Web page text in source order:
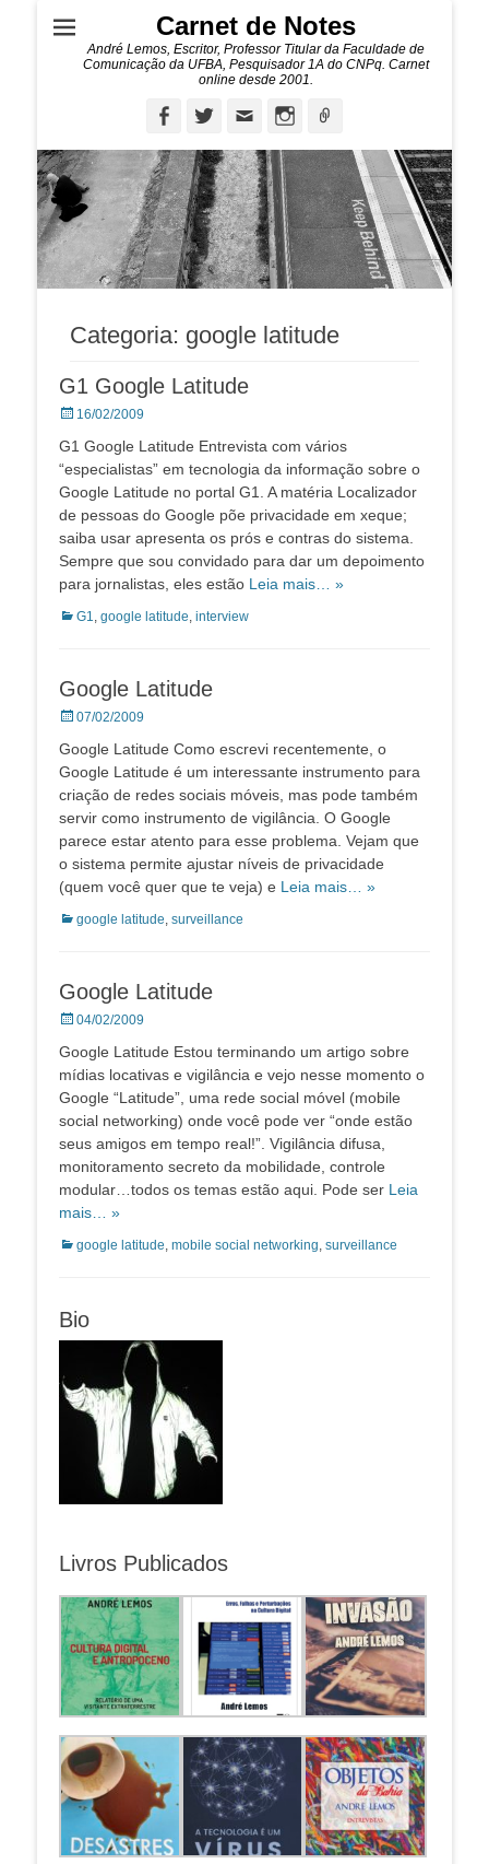
Carnet de Notes
André Lemos, Escritor, Professor Titular da Faculdade de
Comunicação da UFBA, Pesquisador 1A do CNPq. Carnet
online desde 2001.
FacebookTwitterEmail Instagram
Categoria: google latitude
G1 Google Latitude
Posted
16/02/2009
G1 Google Latitude Entrevista com vários
“especialistas” em tecnologia da informação sobre o
Google Latitude no portal G1. A matéria Localizador
de pessoas do Google põe privacidade em xeque;
saiba usar apresenta os prós e contras do sistema.
Sempre que sou convidado para dar um depoimento
para jornalistas, eles estão Leia mais… »
Categorias:
G1 google latitude interview
Google Latitude
Posted
07/02/2009
Google Latitude Como escrevi recentemente, o
Google Latitude é um interessante instrumento para
criação de redes sociais móveis, mas pode também
servir como instrumento de vigilância. O Google
parece estar atento para esse problema. Vejam que
o sistema permite ajustar níveis de privacidade
(quem você quer que te veja) e Leia mais… »
Categorias:
google latitude surveillance
Google Latitude
Posted
04/02/2009
Google Latitude Estou terminando um artigo sobre
mídias locativas e vigilância e vejo nesse momento o
Google “Latitude”, uma rede social móvel (mobile
social networking) onde você pode ver “onde estão
seus amigos em tempo real!”. Vigilância difusa,
monitoramento secreto da mobilidade, controle
modular…todos os temas estão aqui. Pode ser Leia
mais… »
Categorias:
google latitude mobile social networking surveillance
Bio
Livros Publicados